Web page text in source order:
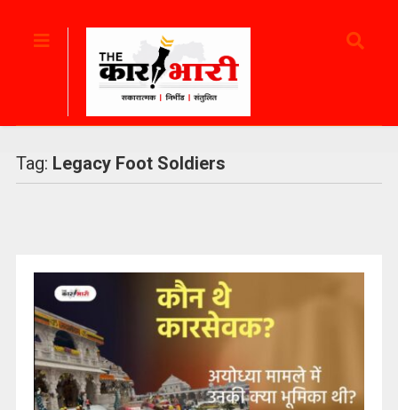
Tag: Legacy Foot Soldiers